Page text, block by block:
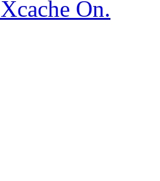
On.